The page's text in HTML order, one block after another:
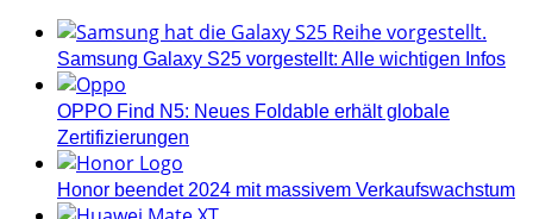
Samsung Galaxy S25 vorgestellt: Alle wichtigen Infos
OPPO Find N5: Neues Foldable erhält globale
Zertifizierungen
Honor beendet 2024 mit massivem Verkaufswachstum